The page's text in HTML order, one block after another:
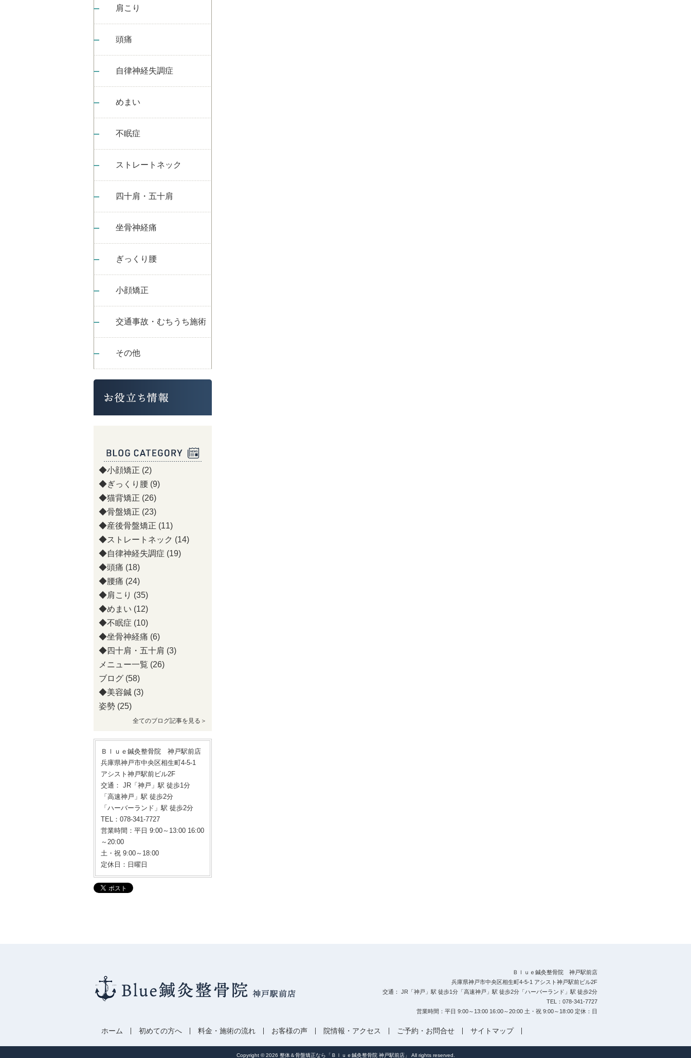
肩こり
頭痛
自律神経失調症
めまい
不眠症
ストレートネック
四十肩・五十肩
坐骨神経痛
ぎっくり腰
小顔矯正
交通事故・むちうち施術
その他
◆小顔矯正 (2)
◆ぎっくり腰 (9)
◆猫背矯正 (26)
◆骨盤矯正 (23)
◆産後骨盤矯正 (11)
◆ストレートネック (14)
◆自律神経失調症 (19)
◆頭痛 (18)
◆腰痛 (24)
◆肩こり (35)
◆めまい (12)
◆不眠症 (10)
◆坐骨神経痛 (6)
◆四十肩・五十肩 (3)
メニュー一覧 (26)
ブログ (58)
◆美容鍼 (3)
姿勢 (25)
全てのブログ記事を見る＞
Ｂｌｕｅ鍼灸整骨院 神戸駅前店
兵庫県神戸市中央区相生町4-5-1
アシスト神戸駅前ビル2F
交通： JR「神戸」駅 徒歩1分
「高速神戸」駅 徒歩2分
「ハーバーランド」駅 徒歩2分
TEL：078-341-7727
営業時間：平日 9:00～13:00 16:00
～20:00
土・祝 9:00～18:00
定休日：日曜日
Ｂｌｕｅ鍼灸整骨院 神戸駅前店
兵庫県神戸市中央区相生町4-5-1 アシスト神戸駅前ビル2F
交通： JR「神戸」駅 徒歩1分「高速神戸」駅 徒歩2分「ハーバーランド」駅 徒歩2分
TEL：078-341-7727
営業時間：平日 9:00～13:00 16:00～20:00 土・祝 9:00～18:00 定休：日
ホーム 初めての方へ 料金・施術の流れ お客様の声 院情報・アクセス ご予約・お問合せ サイトマップ
Copyright © 2026 整体＆骨盤矯正なら「Ｂｌｕｅ鍼灸整骨院 神戸駅前店」 All rights reserved.